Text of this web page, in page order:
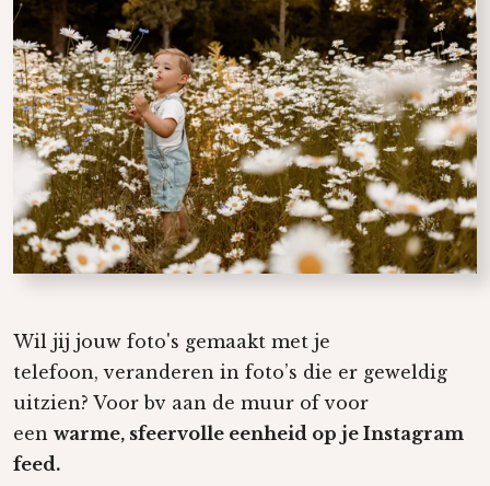
Wil jij jouw foto's gemaakt met je
telefoon,veranderen in foto’s die er geweldig
uitzien? Voor bv aan de muur of voor
een warme, sfeervolle eenheid op je Instagram
feed.